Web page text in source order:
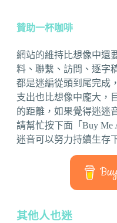
贊助一杯咖啡
網站的維持比想像中還
料、聯繫、訪問、逐字
都是迷編從頭到尾完成
支出也比想像中龐大，
的距離，如果覺得迷迷
請幫忙按下面「Buy Me
迷音可以努力持續生存
其他人也迷